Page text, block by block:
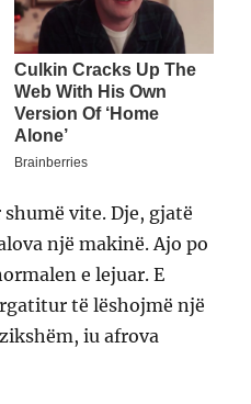
vite. Dje, gjatë
një makinë. Ajo po
e lejuar. E
të lëshojmë një
iu afrova